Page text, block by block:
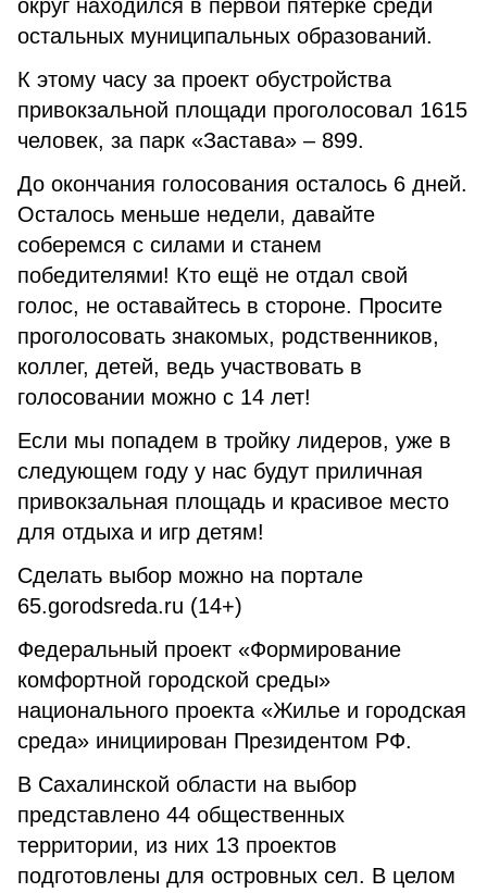
округ находился в первой пятёрке среди
остальных муниципальных образований.
К этому часу за проект обустройства
привокзальной площади проголосовал 1615
человек, за парк «Застава» – 899.
До окончания голосования осталось 6 дней.
Осталось меньше недели, давайте
соберемся с силами и станем
победителями! Кто ещё не отдал свой
голос, не оставайтесь в стороне. Просите
проголосовать знакомых, родственников,
коллег, детей, ведь участвовать в
голосовании можно с 14 лет!
Если мы попадем в тройку лидеров, уже в
следующем году у нас будут приличная
привокзальная площадь и красивое место
для отдыха и игр детям!
Сделать выбор можно на портале
65.gorodsreda.ru (14+)
Федеральный проект «Формирование
комфортной городской среды»
национального проекта «Жилье и городская
среда» инициирован Президентом РФ.
В Сахалинской области на выбор
представлено 44 общественных
территории, из них 13 проектов
подготовлены для островных сел. В целом